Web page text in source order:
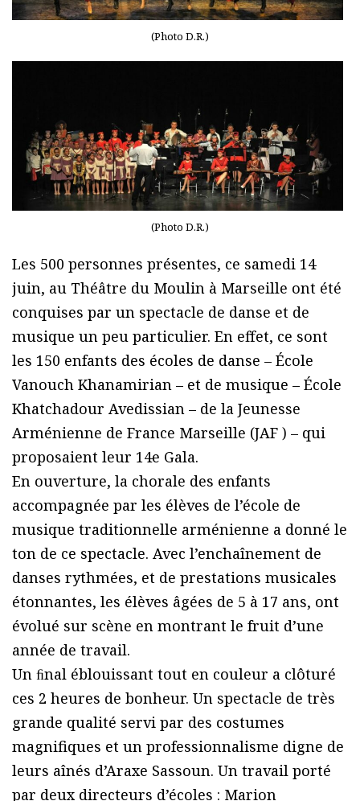
(Photo D.R.)
(Photo D.R.)
Les 500 personnes présentes, ce samedi 14
juin, au Théâtre du Moulin à Marseille ont été
conquises par un spectacle de danse et de
musique un peu particulier. En effet, ce sont
les 150 enfants des écoles de danse – École
Vanouch Khanamirian – et de musique – École
Khatchadour Avedissian – de la Jeunesse
Arménienne de France Marseille (JAF ) – qui
proposaient leur 14e Gala.
En ouverture, la chorale des enfants
accompagnée par les élèves de l’école de
musique traditionnelle arménienne a donné le
ton de ce spectacle. Avec l’enchaînement de
danses rythmées, et de prestations musicales
étonnantes, les élèves âgées de 5 à 17 ans, ont
évolué sur scène en montrant le fruit d’une
année de travail.
Un ﬁnal éblouissant tout en couleur a clôturé
ces 2 heures de bonheur. Un spectacle de très
grande qualité servi par des costumes
magnifiques et un professionnalisme digne de
leurs aînés d’Araxe Sassoun. Un travail porté
par deux directeurs d’écoles : Marion